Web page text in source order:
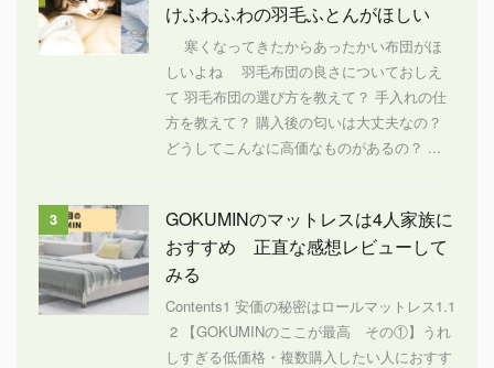
けふわふわの羽毛ふとんがほしい
寒くなってきたからあったかい布団がほ
しいよね 羽毛布団の良さについておしえ
て 羽毛布団の選び方を教えて？ 手入れの仕
方を教えて？ 購入後の匂いは大丈夫なの？
どうしてこんなに高価なものがあるの？ ...
3
GOKUMINのマットレスは4人家族に
おすすめ 正直な感想レビューして
みる
Contents1 安価の秘密はロールマットレス1.1
2 【GOKUMINのここが最高 その①】うれ
しすぎる低価格・複数購入したい人におすす